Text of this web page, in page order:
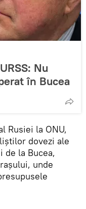
Nu
în Bucea
Rusiei la ONU,
dovezi ale
de la Bucea,
unde